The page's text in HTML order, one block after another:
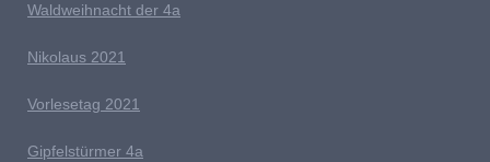
Waldweihnacht der 4a
Nikolaus 2021
Vorlesetag 2021
Gipfelstürmer 4a